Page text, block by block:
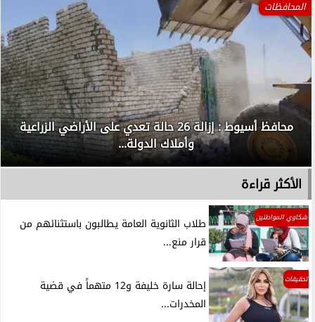
المحافظات
محافظ أسيوط : إزالة 26 حالة تعدي على الأراضي الزراعية
وأملاك الدولة...
الأكثر قراءة
شكاوي المواطنين
طلاب الثانوية العامة يطالبون باستثنائهم من
قرار منع...
تحقيقات
إحالة سارة خليفة و12 متهماً في قضية
المخدرات...